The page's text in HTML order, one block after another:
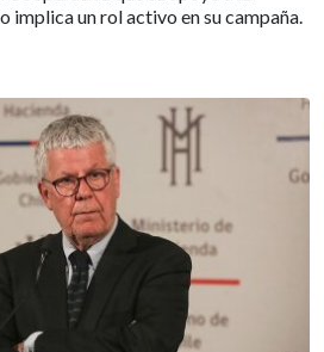
implica un rol activo en su campaña.